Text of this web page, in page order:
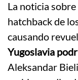
La noticia
hatchback de
causando
Yugoslavia
Aleksandar